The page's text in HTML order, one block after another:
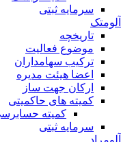
سرمایه ثبتی
آلومتک
تاریخچه
موضوع فعالیت
ترکیب سهامداران
اعضا هیئت مدیره
ارکان جهت ساز
کمیته های حاکمیتی
کمیته
سرمایه ثبتی